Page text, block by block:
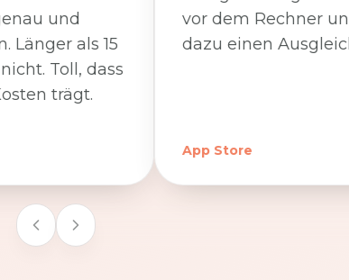
und
Länger als 15
Toll, dass
trägt.
vor dem Rechner
dazu einen
App Store